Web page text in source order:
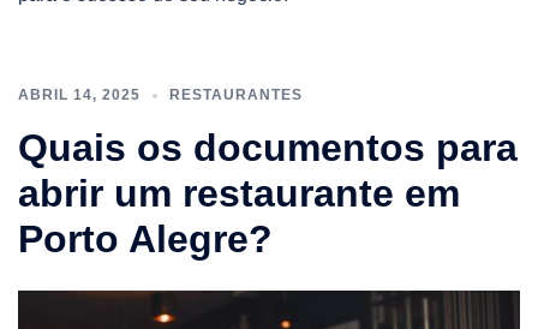
ABRIL 14, 2025 RESTAURANTES
Quais os documentos para
abrir um restaurante em
Porto Alegre?